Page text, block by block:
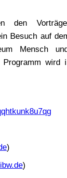
den
Besuch auf
Mensch
)
)